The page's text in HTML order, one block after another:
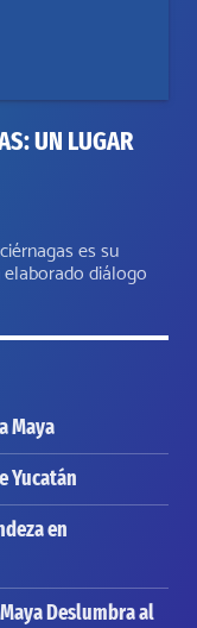
UN LUGAR
es su
diálogo
Maya
Yucatán
en
Deslumbra al